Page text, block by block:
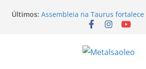
Últimos: Assembleia na Taurus
salarial e mostra a força da
Nota de repúdio
Conselho Diretivo da CNM/CUT